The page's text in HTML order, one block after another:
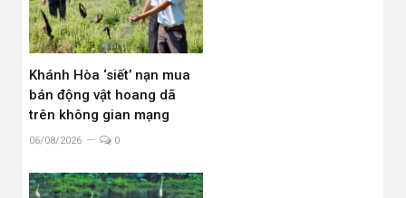
Khánh Hòa ‘siết’ nạn mua
bán động vật hoang dã
trên không gian mạng
06/08/2026 0